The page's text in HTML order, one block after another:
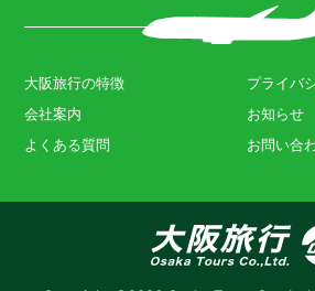
大阪旅行の特徴
プライバ
会社案内
お知らせ
よくある質問
お問い合